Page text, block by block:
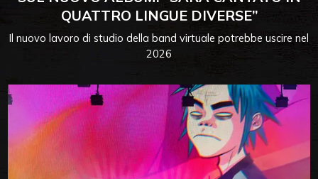
QUATTRO LINGUE DIVERSE”
Il nuovo lavoro di studio della band virtuale potrebbe uscire nel
2026